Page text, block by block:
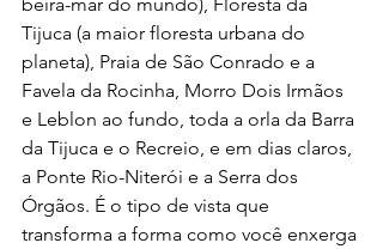
Tijuca (a maior floresta urbana do
planeta), Praia de São Conrado e a
Favela da Rocinha, Morro Dois Irmãos
e Leblon ao fundo, toda a orla da Barra
da Tijuca e o Recreio, e em dias claros,
a Ponte Rio-Niterói e a Serra dos
Órgãos. É o tipo de vista que
transforma a forma como você enxerga